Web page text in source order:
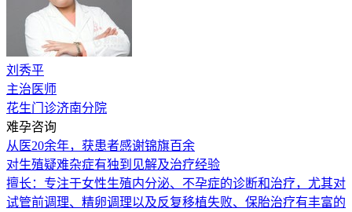
刘秀平
主治医师
花生门诊济南分院
难孕咨询
从医20余年，获患者感谢锦旗百余
对生殖疑难杂症有独到见解及治疗经验
擅长：专注于女性生殖内分泌、不孕症的诊断和治疗，尤其对
试管前调理、精卵调理以及反复移植失败、保胎治疗有丰富的